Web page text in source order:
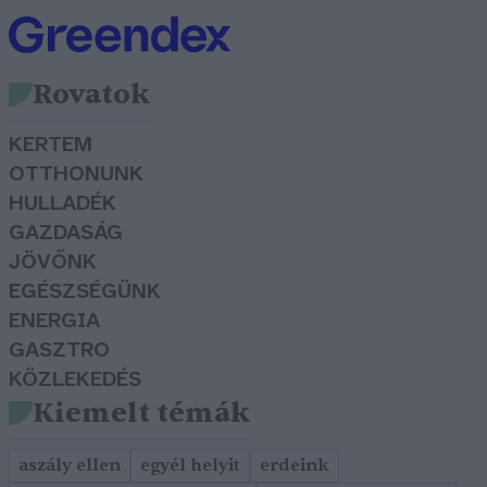
Rovatok
KERTEM
OTTHONUNK
HULLADÉK
GAZDASÁG
JÖVŐNK
EGÉSZSÉGÜNK
ENERGIA
GASZTRO
KÖZLEKEDÉS
Kiemelt témák
aszály ellen egyél helyit erdeink